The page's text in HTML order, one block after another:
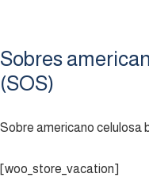
Sobres
(SOS)
Sobre americano celulosa
[woo_store_vacation]